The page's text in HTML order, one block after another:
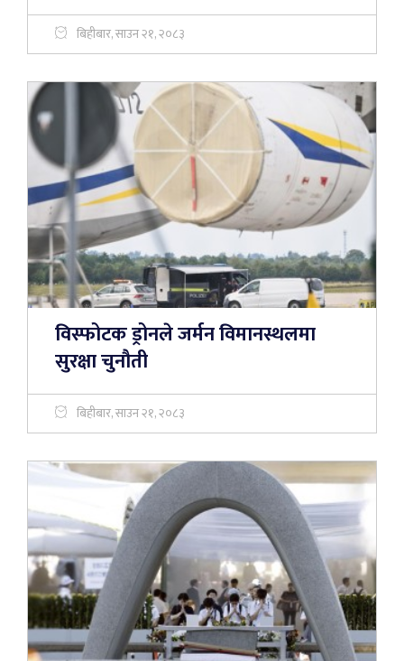
बिहीबार, साउन २१, २०८३
विस्फोटक ड्रोनले जर्मन विमानस्थलमा
सुरक्षा चुनौती
बिहीबार, साउन २१, २०८३